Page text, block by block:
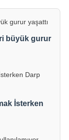
büyük gurur
İsterken